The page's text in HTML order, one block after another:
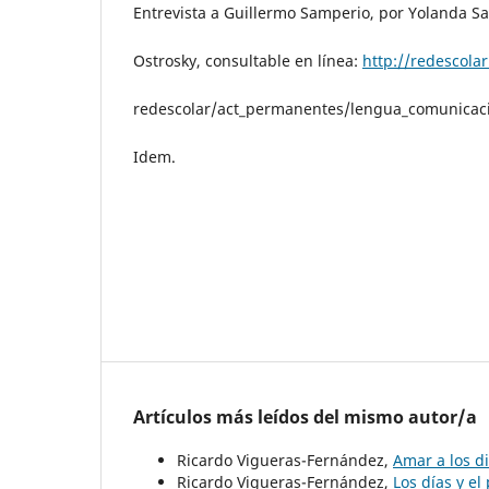
Entrevista a Guillermo Samperio, por Yolanda
Ostrosky, consultable en línea: http://
redescolar/act_permanentes/
Idem.
Artículos más leídos del mismo autor/a
Ricardo Vigueras-Fernández, Amar a los
Ricardo Vigueras-Fernández, Los días y